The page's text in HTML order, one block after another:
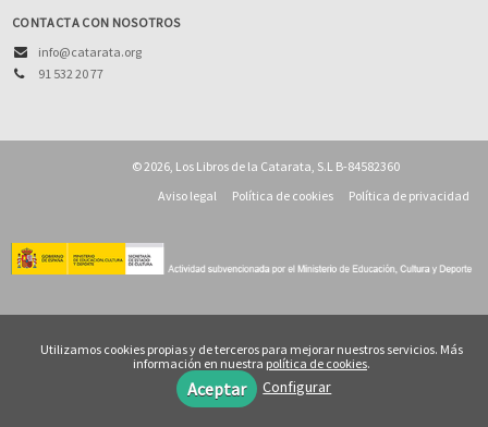
CONTACTA CON NOSOTROS
info@catarata.org
91 532 20 77
© 2026, Los Libros de la Catarata, S.L B-84582360
Aviso legal
Política de cookies Política de privacidad
Utilizamos cookies propias y de terceros para mejorar nuestros servicios. Más
información en nuestra política de cookies.
Aceptar Configurar